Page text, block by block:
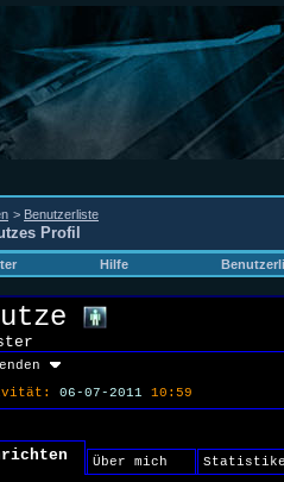
> Benutzerliste
Profil
Hilfe
06-07-2011 10:59
Über mich